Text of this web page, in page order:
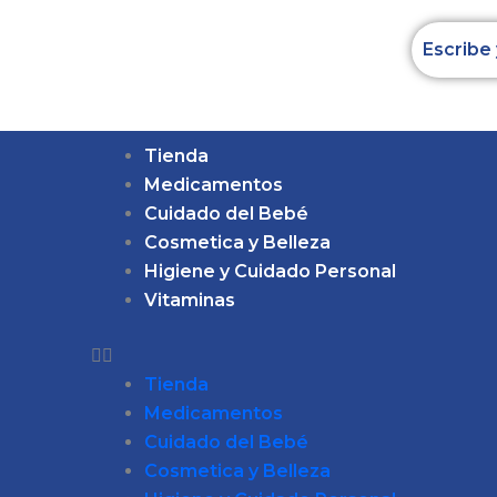
Tienda
Medicamentos
Cuidado del Bebé
Cosmetica y Belleza
Higiene y Cuidado Personal
Vitaminas
Tienda
Medicamentos
Cuidado del Bebé
Cosmetica y Belleza